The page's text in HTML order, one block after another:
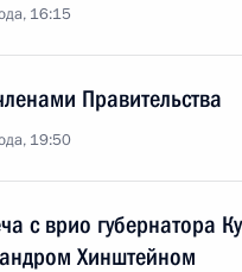
16:15
Правительства
19:50
с врио губернатора
Хинштейном